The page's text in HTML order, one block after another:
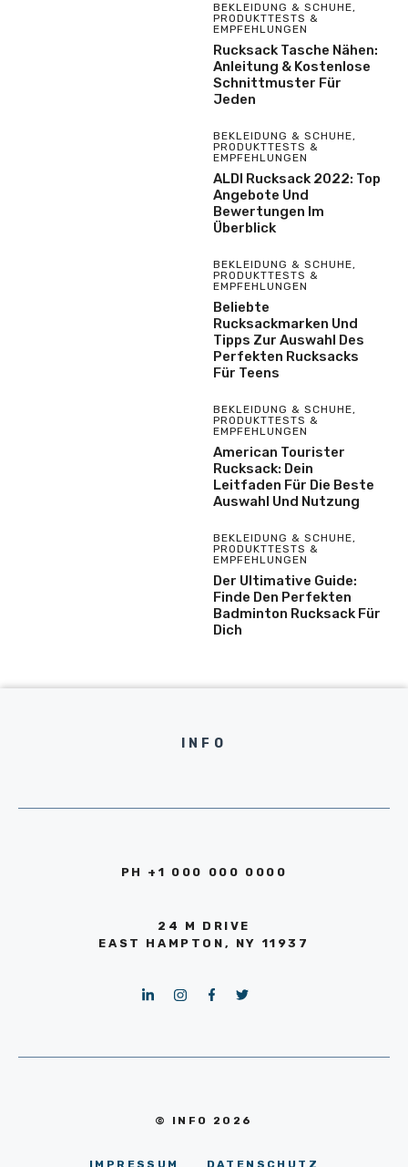
BEKLEIDUNG & SCHUHE,
PRODUKTTESTS &
EMPFEHLUNGEN
Rucksack Tasche Nähen:
Anleitung & Kostenlose
Schnittmuster Für
Jeden
BEKLEIDUNG & SCHUHE,
PRODUKTTESTS &
EMPFEHLUNGEN
ALDI Rucksack 2022: Top
Angebote Und
Bewertungen Im
Überblick
BEKLEIDUNG & SCHUHE,
PRODUKTTESTS &
EMPFEHLUNGEN
Beliebte
Rucksackmarken Und
Tipps Zur Auswahl Des
Perfekten Rucksacks
Für Teens
BEKLEIDUNG & SCHUHE,
PRODUKTTESTS &
EMPFEHLUNGEN
American Tourister
Rucksack: Dein
Leitfaden Für Die Beste
Auswahl Und Nutzung
BEKLEIDUNG & SCHUHE,
PRODUKTTESTS &
EMPFEHLUNGEN
Der Ultimative Guide:
Finde Den Perfekten
Badminton Rucksack Für
Dich
INFO
PH +1 000 000 0000
24 M DRIVE
EAST HAMPTON, NY 11937
© INFO 2026